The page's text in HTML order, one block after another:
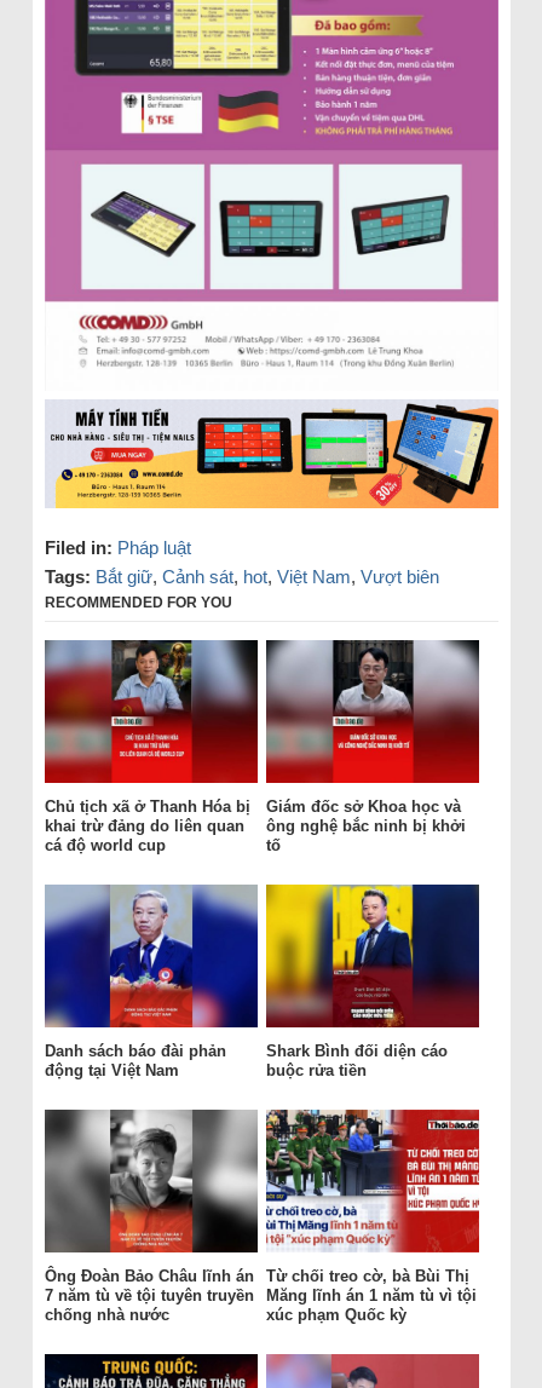
Filed in: Pháp luật
Tags: Bắt giữ, Cảnh sát, hot, Việt Nam, Vượt biên
RECOMMENDED FOR YOU
Chủ tịch xã ở Thanh Hóa bị
khai trừ đảng do liên quan
cá độ world cup
Giám đốc sở Khoa học và
ông nghệ bắc ninh bị khởi
tố
Danh sách báo đài phản
động tại Việt Nam
Shark Bình đối diện cáo
buộc rửa tiền
Ông Đoàn Bảo Châu lĩnh án
7 năm tù về tội tuyên truyền
chống nhà nước
Từ chối treo cờ, bà Bùi Thị
Măng lĩnh án 1 năm tù vì tội
xúc phạm Quốc kỳ